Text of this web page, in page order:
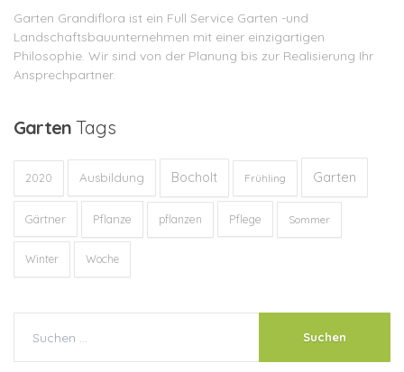
Garten Grandiflora ist ein Full Service Garten -und
Landschaftsbauunternehmen mit einer einzigartigen
Philosophie. Wir sind von der Planung bis zur Realisierung Ihr
Ansprechpartner.
Garten Tags
2020 Ausbildung Bocholt Frühling Garten
Gärtner Pflanze pflanzen Pflege Sommer
Winter Woche